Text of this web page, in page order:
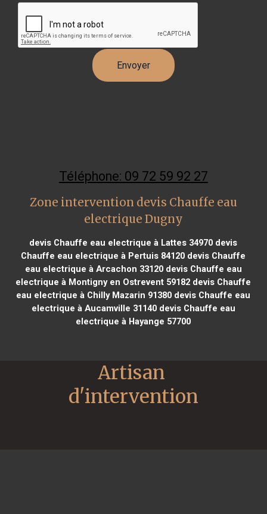
Téléphone: 09 72 59 92 27
Zone intervention devis Chauffe eau
electrique Dugny
devis Chauffe eau electrique à Lattes 34970 devis
Chauffe eau electrique à Pertuis 84120 devis Chauffe
eau electrique à Arcachon 33120devis Chauffe eau
electrique à Montigny en Ostrevent 59182 devis Chauffe
eau electrique à Chilly Mazarin 91380 devis Chauffe eau
electrique à Aucamville 31140devis Chauffe eau
electrique à Hayange 57700
Artisan
d'intervention